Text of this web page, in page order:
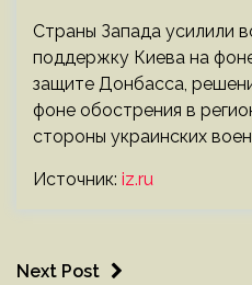
Страны Запада усилили
поддержку Киева на
защите Донбасса,
фоне обострения в
стороны украинских
Источник: iz.ru
Next Post